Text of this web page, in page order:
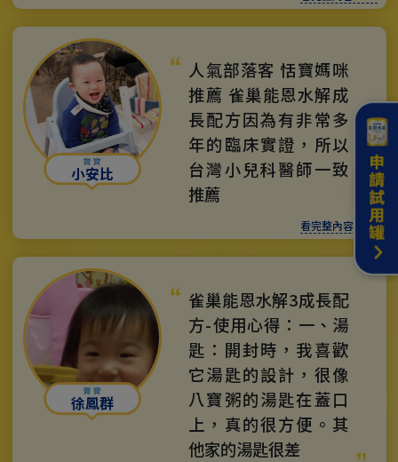
小安比
人氣部落客 恬寶媽咪
推薦 雀巢能恩水解成
長配方因為有非常多
年的臨床實證，所以
台灣小兒科醫師一致
推薦
看完整內容 >>>
徐鳳群
雀巢能恩水解3成長配
方-使用心得：一、湯
匙：開封時，我喜歡
它湯匙的設計，很像
八寶粥的湯匙在蓋口
上，真的很方便。其
他家的湯匙很差